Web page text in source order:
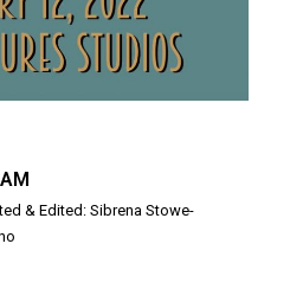
& Edited: Sibrena Stowe-